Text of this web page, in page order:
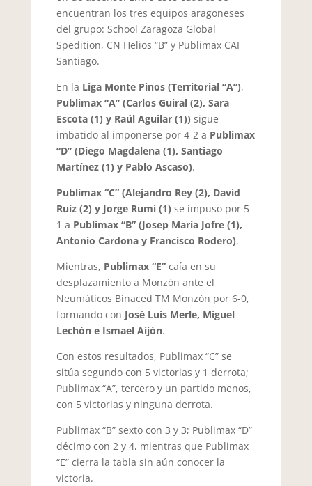
encuentran los tres equipos aragoneses
del grupo: School Zaragoza Global
Spedition, CN Helios “B” y Publimax CAI
Santiago.
En la Liga Monte Pinos (Territorial “A”),
Publimax “A” (Carlos Guiral (2), Sara
Escota (1) y Raúl Aguilar (1)) sigue
imbatido al imponerse por 4-2 a Publimax
“D” (Diego Magdalena (1), Santiago
Martínez (1) y Pablo Ascaso).
Publimax “C” (Alejandro Rey (2), David
Ruiz (2) y Jorge Rumi (1) se impuso por 5-
1 a Publimax “B” (Josep María Jofre (1),
Antonio Cardona y Francisco Rodero).
Mientras, Publimax “E”caía en su
desplazamiento a Monzón ante el
Neumáticos Binaced TM Monzón por 6-0,
formando con José Luis Merle, Miguel
Lechón e Ismael Aijón.
Con estos resultados, Publimax “C” se
sitúa segundo con 5 victorias y 1 derrota;
Publimax “A”, tercero y un partido menos,
con 5 victorias y ninguna derrota.
Publimax “B” sexto con 3 y 3; Publimax “D”
décimo con 2 y 4, mientras que Publimax
“E” cierra la tabla sin aún conocer la
victoria.